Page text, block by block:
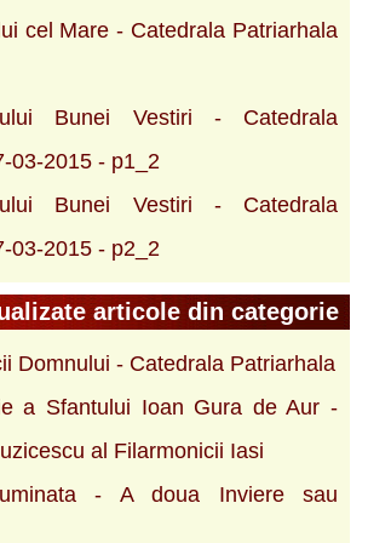
cel Mare - Catedrala Patriarhala
Bunei Vestiri - Catedrala
03-2015 - p1_2
Bunei Vestiri - Catedrala
03-2015 - p2_2
articole din categorie
Domnului - Catedrala Patriarhala
a Sfantului Ioan Gura de Aur -
al Filarmonicii Iasi
- A doua Inviere sau